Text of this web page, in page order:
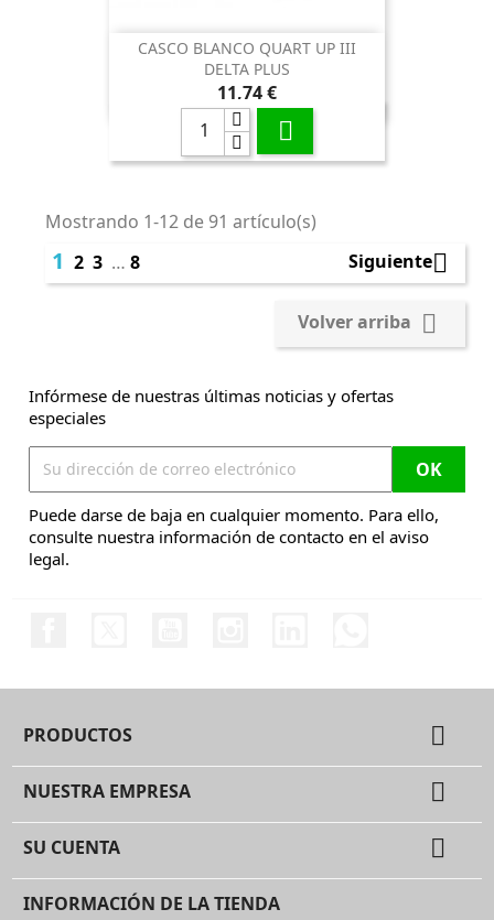
CASCO BLANCO QUART UP III
DELTA PLUS
Precio
11,74 €

Mostrando 1-12 de 91 artículo(s)
123 … 8 Siguiente
Volver arriba 
Infórmese de nuestras últimas noticias y ofertas
especiales
Puede darse de baja en cualquier momento. Para ello,
consulte nuestra información de contacto en el aviso
legal.
PRODUCTOS 
NUESTRA EMPRESA 
SU CUENTA 
INFORMACIÓN DE LA TIENDA